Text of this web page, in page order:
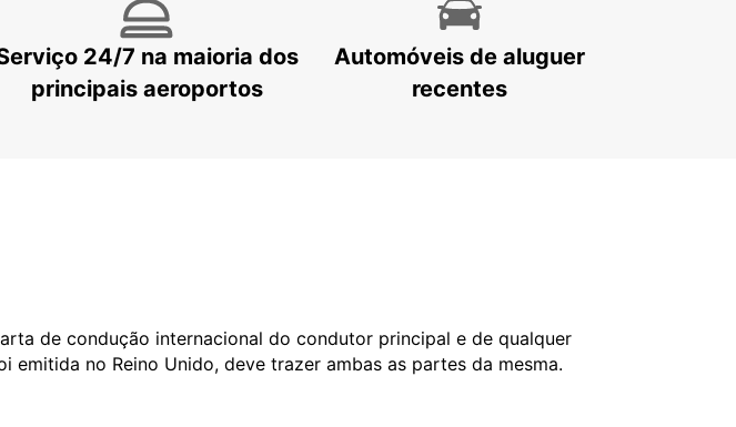
24/7 na maioria dos
principais aeroportos
Automóveis de aluguer
recentes
de condução internacional do condutor principal e de qualquer
no Reino Unido, deve trazer ambas as partes da mesma.